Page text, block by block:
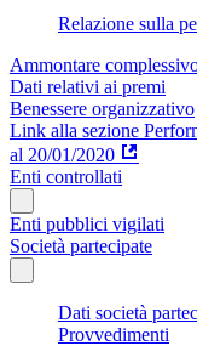
Relazione sulla
Ammontare
Dati relativi ai premi
Benessere organizzativo
Link alla sezione
al 20/01/2020
Enti controllati
Enti pubblici vigilati
Società partecipate
Dati società
Provvedimenti